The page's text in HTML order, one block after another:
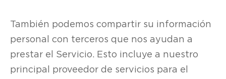
También podemos compartir su información
personal con terceros que nos ayudan a
prestar el Servicio. Esto incluye a nuestro
principal proveedor de servicios para el